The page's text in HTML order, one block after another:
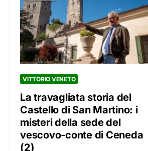
VITTORIO VENETO
La travagliata storia del
Castello di San Martino: i
misteri della sede del
vescovo-conte di Ceneda
(2)